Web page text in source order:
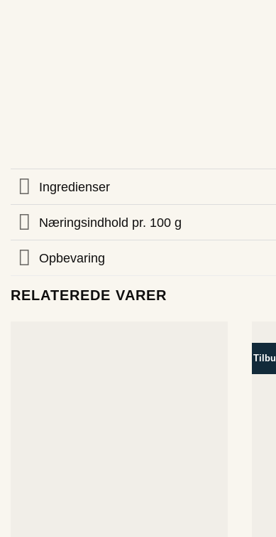
Ingredienser
Næringsindhold pr. 100 g
Opbevaring
RELATEREDE VARER